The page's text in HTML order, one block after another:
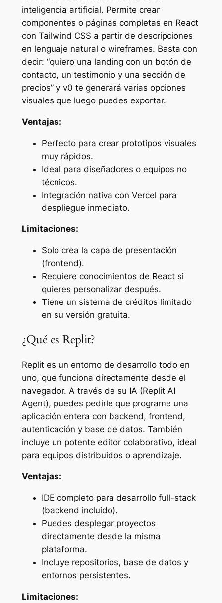
inteligencia artificial. Permite crear
componentes o páginas completas en React
con Tailwind CSS a partir de descripciones
en lenguaje natural o wireframes. Basta con
decir: “quiero una landing con un botón de
contacto, un testimonio y una sección de
precios” y v0 te generará varias opciones
visuales que luego puedes exportar.
Ventajas:
Perfecto para crear prototipos visuales
muy rápidos.
Ideal para diseñadores o equipos no
técnicos.
Integración nativa con Vercel para
despliegue inmediato.
Limitaciones:
Solo crea la capa de presentación
(frontend).
Requiere conocimientos de React si
quieres personalizar después.
Tiene un sistema de créditos limitado
en su versión gratuita.
¿Qué es Replit?
Replit es un entorno de desarrollo todo en
uno, que funciona directamente desde el
navegador. A través de su IA (Replit AI
Agent), puedes pedirle que programe una
aplicación entera con backend, frontend,
autenticación y base de datos. También
incluye un potente editor colaborativo, ideal
para equipos distribuidos o aprendizaje.
Ventajas:
IDE completo para desarrollo full-stack
(backend incluido).
Puedes desplegar proyectos
directamente desde la misma
plataforma.
Incluye repositorios, base de datos y
entornos persistentes.
Limitaciones: